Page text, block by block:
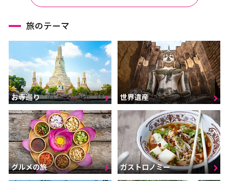
旅のテーマ
お寺巡り 世界遺産
グルメの旅 ガストロノミー